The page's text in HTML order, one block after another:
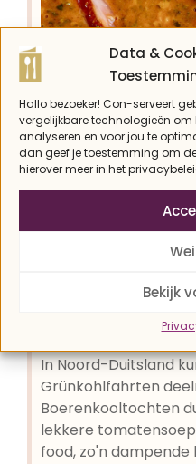
Data &
Hallo bezoeker! Con-serveert
vergelijkbare technologieën
analyseren en voor jou te
dan geef je toestemming om
hierover meer in het
Bekijk
Vegan
met
In Noord-Duitsland
Grünkohlfahrten
Boerenkooltochten
lekkere
food, zo'n dampende